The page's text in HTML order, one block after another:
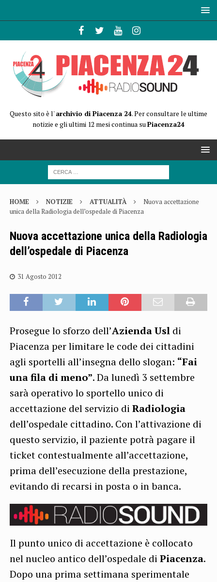
Questo sito è l'archivio di Piacenza 24. Per consultare le ultime
notizie e gli ultimi 12 mesi continua suPiacenza24
HOME NOTIZIE ATTUALITÀ
Nuova accettazione
unica della Radiologia dell’ospedale di Piacenza
Nuova accettazione unica della Radiologia
dell’ospedale di Piacenza
31 Agosto 2012
Prosegue lo sforzo dell’Azienda Usl di
Piacenza per limitare le code dei cittadini
agli sportelli all’insegna dello slogan: “Fai
una fila di meno”. Da lunedì 3 settembre
sarà operativo lo sportello unico di
accettazione del servizio di Radiologia
dell’ospedale cittadino. Con l’attivazione di
questo servizio, il paziente potrà pagare il
ticket contestualmente all’accettazione,
prima dell’esecuzione della prestazione,
evitando di recarsi in posta o in banca.
Il punto unico di accettazione è collocato
nel nucleo antico dell’ospedale di Piacenza.
Dopo una prima settimana sperimentale